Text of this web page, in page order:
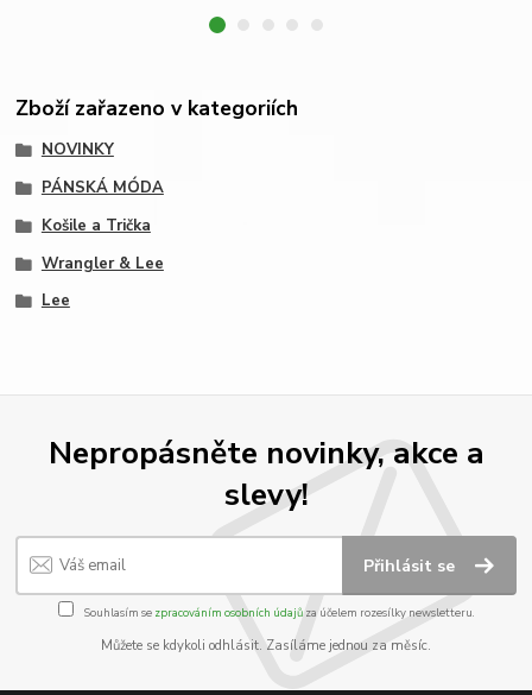
Zboží zařazeno v kategoriích
NOVINKY
PÁNSKÁ MÓDA
Košile a Trička
Wrangler & Lee
Lee
Nepropásněte novinky, akce a
slevy!
Přihlásit se
Souhlasím se zpracováním osobních údajůza účelem rozesílky newsletteru.
Můžete se kdykoli odhlásit. Zasíláme jednou za měsíc.